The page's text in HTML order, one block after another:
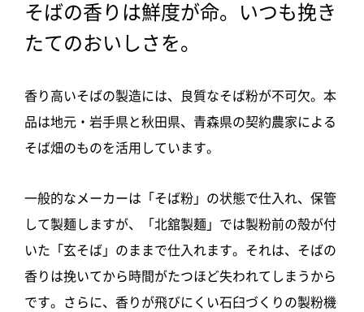
そばの香りは鮮度が命。いつも挽き
たてのおいしさを。
香り高いそばの製造には、良質なそば粉が不可欠。本
品は地元・岩手県と秋田県、青森県の契約農家による
そば畑のものを活用しています。
一般的なメーカーは「そば粉」の状態で仕入れ、保管
して製麺しますが、「北舘製麺」では製粉前の殻が付
いた「玄そば」のままで仕入れます。それは、そばの
香りは挽いてから時間がたつほど失われてしまうから
です。さらに、香りが飛びにくい石臼づくりの製粉機